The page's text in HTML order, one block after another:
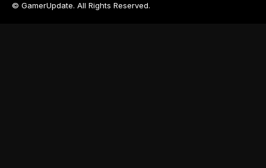
© GamerUpdate. All Rights Reserved.